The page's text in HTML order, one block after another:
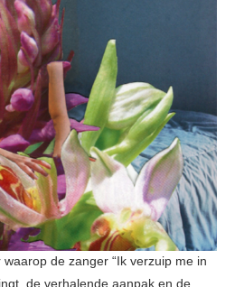
de zanger “Ik verzuip me in
de verhalende aanpak en de